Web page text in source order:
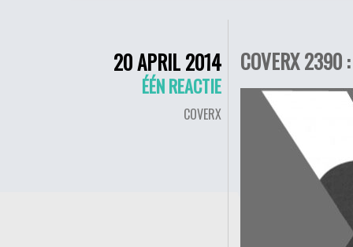
20 APRIL 2014
ÉÉN REACTIE
COVERX
COVERX 2390